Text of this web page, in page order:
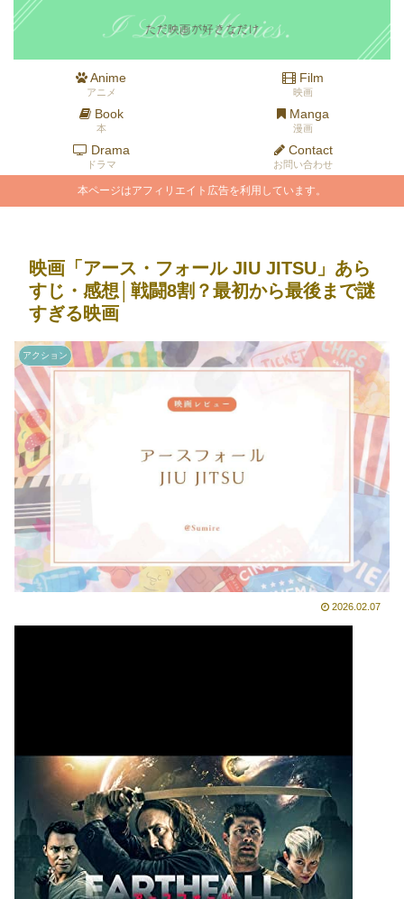
Anime
アニメ
Film
映画
Book
本
Manga
漫画
Drama
ドラマ
Contact
お問い合わせ
本ページはアフィリエイト広告を利用しています。
映画「アース・フォール JIU JITSU」あら
すじ・感想│戦闘8割？最初から最後まで謎
すぎる映画
アクション
2026.02.07